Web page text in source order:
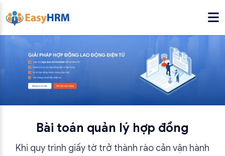
Bài toán quản lý hợp đồng
Khi quy trình giấy tờ trở thành rào cản vận hành